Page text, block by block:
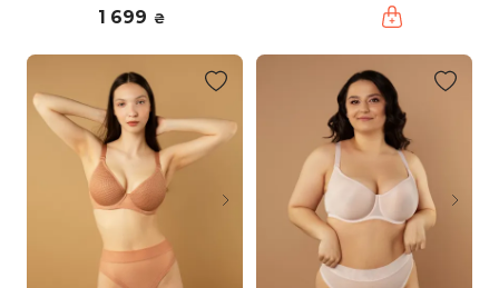
1 699 ₴